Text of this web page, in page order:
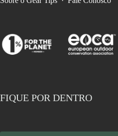
FIQUE POR DENTRO